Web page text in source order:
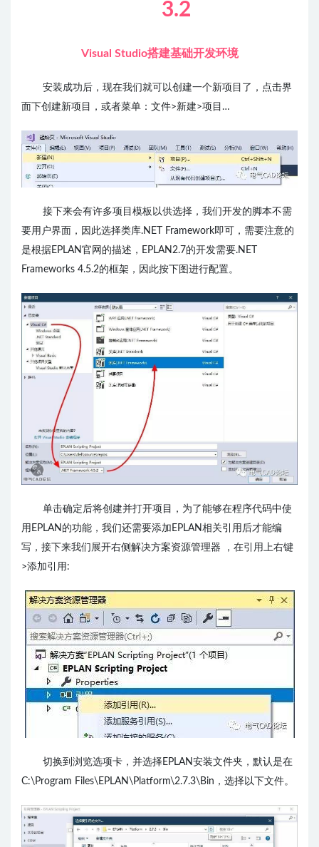
3.2
Visual Studio搭建基础开发环境
安装成功后，现在我们就可以创建一个新项目了，点击界
面下创建新项目，或者菜单：文件>新建>项目…
接下来会有许多项目模板以供选择，我们开发的脚本不需
要用户界面，因此选择类库.NET Framework即可，需要注意的
是根据EPLAN官网的描述，EPLAN2.7的开发需要.NET
Frameworks 4.5.2的框架，因此按下图进行配置。
单击确定后将创建并打开项目，为了能够在程序代码中使
用EPLAN的功能，我们还需要添加EPLAN相关引用 后才能编
写，接下来我们展开右侧解决方案资源管理器 ，在引用上右键
>添加引用:
切换到浏览选项卡，并选择EPLAN安装文件夹，默认是在
C:\Program Files\EPLAN\Platform\2.7.3\Bin，选择以下文件。